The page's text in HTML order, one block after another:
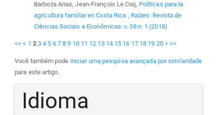
Barboza Arias, Jean-François Le Coq, Políticas para la
agricultura familiar en Costa Rica , Raízes: Revista de
Ciências Sociais e Econômicas: v. 38 n. 1 (2018)
<< < 1 2 3 4 5 6 7 8 9 10 11 12 13 14 15 16 17 18 19 20 > >>
Você também pode iniciar uma pesquisa avançada por similaridade
para este artigo.
Idioma